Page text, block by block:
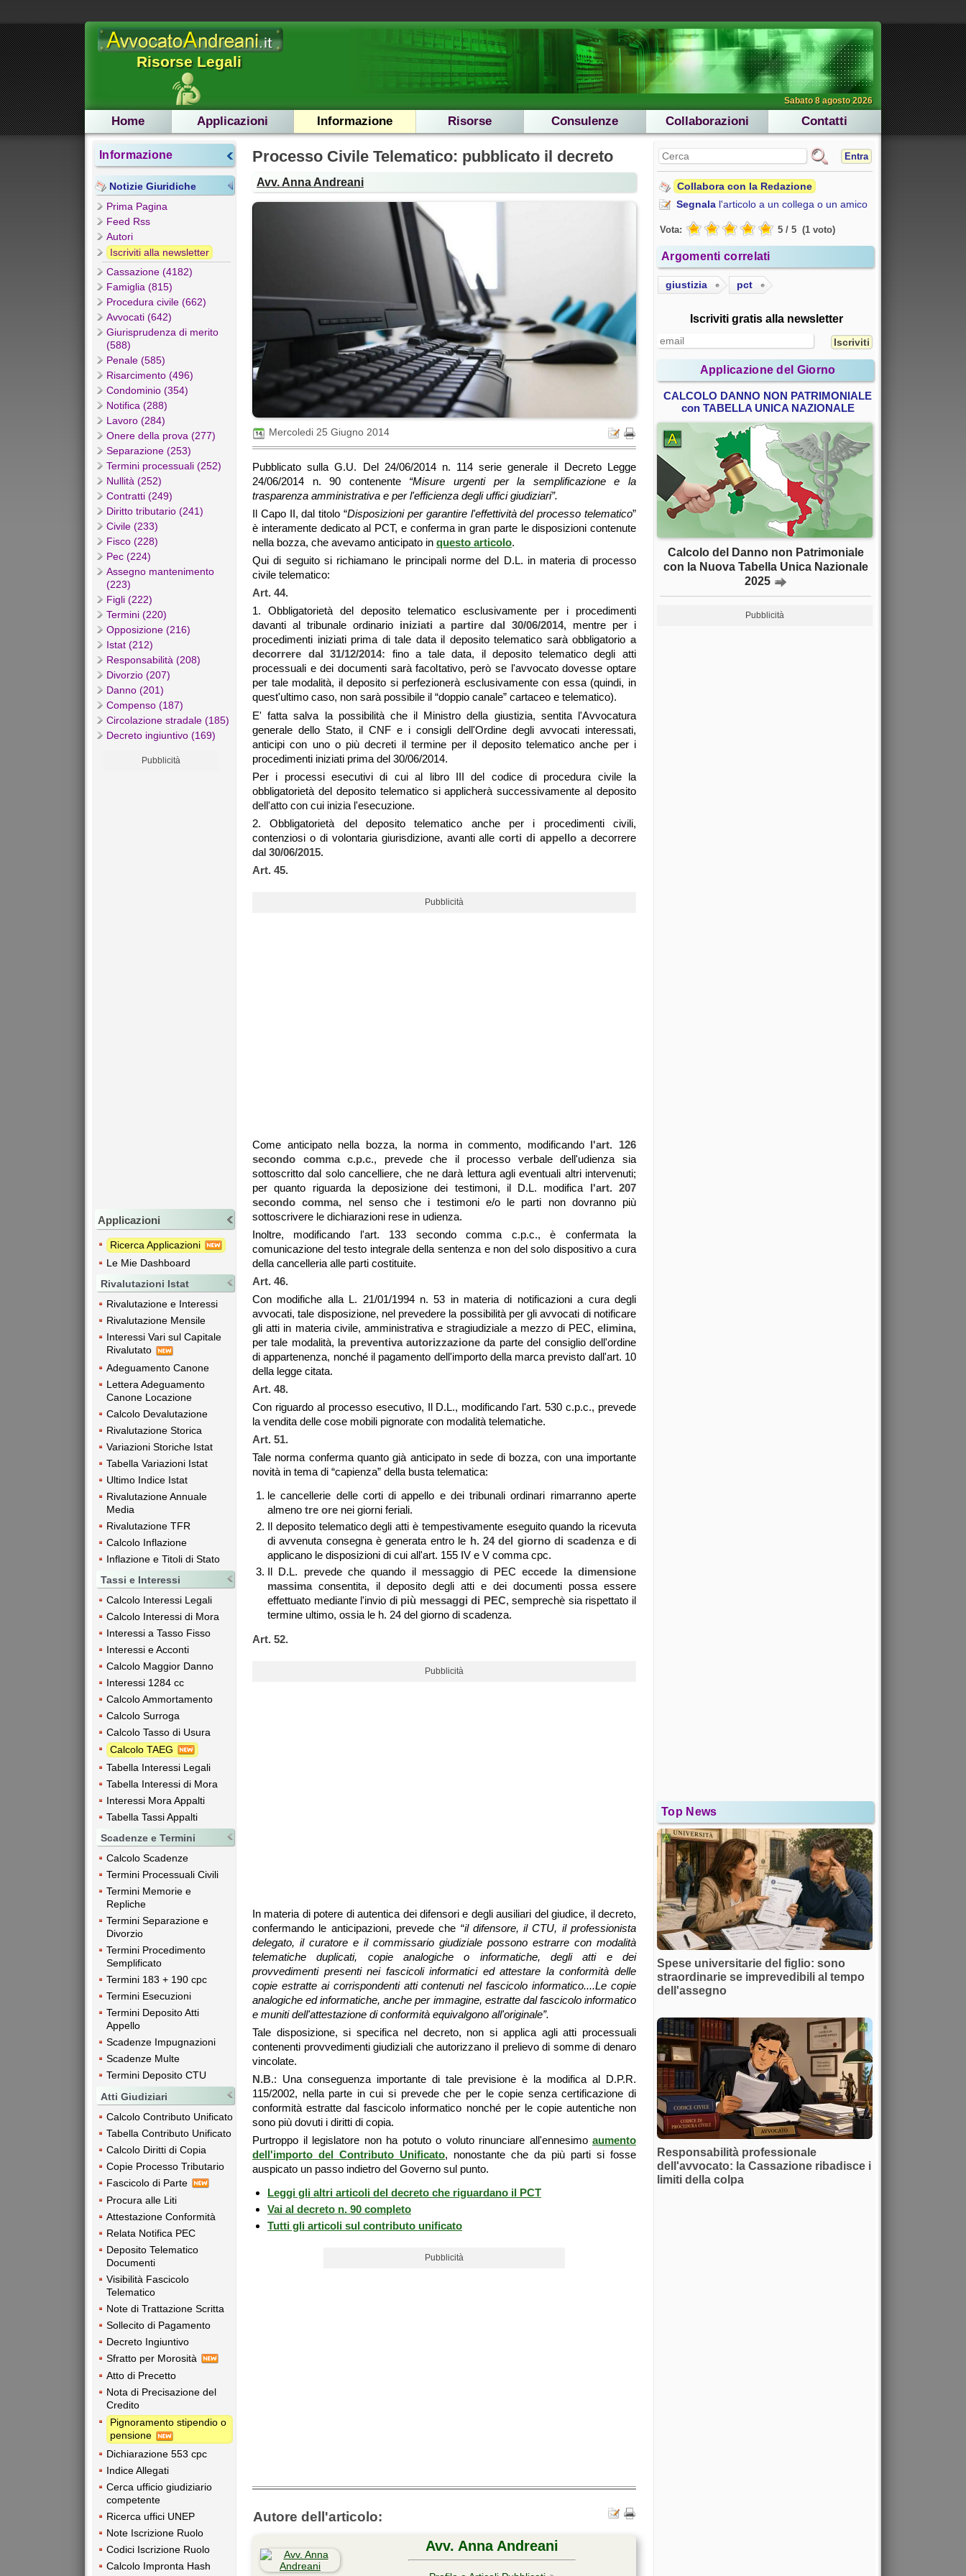
Risorse Legali
Sabato 8 agosto 2026
Home Applicazioni Informazione Risorse Consulenze Collaborazioni Contatti
Informazione
Notizie Giuridiche
Prima Pagina
Feed Rss
Autori
Iscriviti alla newsletter
Cassazione (4182)
Famiglia (815)
Procedura civile (662)
Avvocati (642)
Giurisprudenza di merito
(588)
Penale (585)
Risarcimento (496)
Condominio (354)
Notifica (288)
Lavoro (284)
Onere della prova (277)
Separazione (253)
Termini processuali (252)
Nullità (252)
Contratti (249)
Diritto tributario (241)
Civile (233)
Fisco (228)
Pec (224)
Assegno mantenimento
(223)
Figli (222)
Termini (220)
Opposizione (216)
Istat (212)
Responsabilità (208)
Divorzio (207)
Danno (201)
Compenso (187)
Circolazione stradale (185)
Decreto ingiuntivo (169)
Pubblicità
Applicazioni
Ricerca Applicazioni
Le Mie Dashboard
Rivalutazioni Istat
Rivalutazione e Interessi
Rivalutazione Mensile
Interessi Vari sul Capitale
Rivalutato
Adeguamento Canone
Lettera Adeguamento
Canone Locazione
Calcolo Devalutazione
Rivalutazione Storica
Variazioni Storiche Istat
Tabella Variazioni Istat
Ultimo Indice Istat
Rivalutazione Annuale
Media
Rivalutazione TFR
Calcolo Inflazione
Inflazione e Titoli di Stato
Tassi e Interessi
Calcolo Interessi Legali
Calcolo Interessi di Mora
Interessi a Tasso Fisso
Interessi e Acconti
Calcolo Maggior Danno
Interessi 1284 cc
Calcolo Ammortamento
Calcolo Surroga
Calcolo Tasso di Usura
Calcolo TAEG
Tabella Interessi Legali
Tabella Interessi di Mora
Interessi Mora Appalti
Tabella Tassi Appalti
Scadenze e Termini
Calcolo Scadenze
Termini Processuali Civili
Termini Memorie e
Repliche
Termini Separazione e
Divorzio
Termini Procedimento
Semplificato
Termini 183 + 190 cpc
Termini Esecuzioni
Termini Deposito Atti
Appello
Scadenze Impugnazioni
Scadenze Multe
Termini Deposito CTU
Atti Giudiziari
Calcolo Contributo Unificato
Tabella Contributo Unificato
Calcolo Diritti di Copia
Copie Processo Tributario
Fascicolo di Parte
Procura alle Liti
Attestazione Conformità
Relata Notifica PEC
Deposito Telematico
Documenti
Visibilità Fascicolo
Telematico
Note di Trattazione Scritta
Sollecito di Pagamento
Decreto Ingiuntivo
Sfratto per Morosità
Atto di Precetto
Nota di Precisazione del
Credito
Pignoramento stipendio o
pensione
Dichiarazione 553 cpc
Indice Allegati
Cerca ufficio giudiziario
competente
Ricerca uffici UNEP
Note Iscrizione Ruolo
Codici Iscrizione Ruolo
Calcolo Impronta Hash
Processo Civile Telematico: pubblicato il decreto
Avv. Anna Andreani
Mercoledi 25 Giugno 2014
Pubblicato sulla G.U. Del 24/06/2014 n. 114 serie generale il Decreto Legge
24/06/2014 n. 90 contenente “Misure urgenti per la semplificazione e la
trasparenza amministrativa e per l'efficienza degli uffici giudiziari”.
Il Capo II, dal titolo “Disposizioni per garantire l'effettività del processo telematico”
è interamente dedicato al PCT, e conferma in gran parte le disposizioni contenute
nella bozza, che avevamo anticipato in questo articolo.
Qui di seguito si richiamano le principali norme del D.L. in materia di processo
civile telematico:
Art. 44.
1. Obbligatorietà del deposito telematico esclusivamente per i procedimenti
davanti al tribunale ordinario iniziati a partire dal 30/06/2014, mentre per i
procedimenti iniziati prima di tale data il deposito telematico sarà obbligatorio a
decorrere dal 31/12/2014: fino a tale data, il deposito telematico degli atti
processuali e dei documenti sarà facoltativo, però se l'avvocato dovesse optare
per tale modalità, il deposito si perfezionerà esclusivamente con essa (quindi, in
quest'ultimo caso, non sarà possibile il “doppio canale” cartaceo e telematico).
E' fatta salva la possibilità che il Ministro della giustizia, sentita l'Avvocatura
generale dello Stato, il CNF e i consigli dell'Ordine degli avvocati interessati,
anticipi con uno o più decreti il termine per il deposito telematico anche per i
procedimenti iniziati prima del 30/06/2014.
Per i processi esecutivi di cui al libro III del codice di procedura civile la
obbligatorietà del deposito telematico si applicherà successivamente al deposito
dell'atto con cui inizia l'esecuzione.
2. Obbligatorietà del deposito telematico anche per i procedimenti civili,
contenziosi o di volontaria giurisdizione, avanti alle corti di appello a decorrere
dal 30/06/2015.
Art. 45.
Pubblicità
Come anticipato nella bozza, la norma in commento, modificando l'art. 126
secondo comma c.p.c., prevede che il processo verbale dell'udienza sia
sottoscritto dal solo cancelliere, che ne darà lettura agli eventuali altri intervenuti;
per quanto riguarda la deposizione dei testimoni, il D.L. modifica l'art. 207
secondo comma, nel senso che i testimoni e/o le parti non dovranno più
sottoscrivere le dichiarazioni rese in udienza.
Inoltre, modificando l'art. 133 secondo comma c.p.c., è confermata la
comunicazione del testo integrale della sentenza e non del solo dispositivo a cura
della cancelleria alle parti costituite.
Art. 46.
Con modifiche alla L. 21/01/1994 n. 53 in materia di notificazioni a cura degli
avvocati, tale disposizione, nel prevedere la possibilità per gli avvocati di notificare
gli atti in materia civile, amministrativa e stragiudiziale a mezzo di PEC, elimina,
per tale modalità, la preventiva autorizzazioneda parte del consiglio dell'ordine
di appartenenza, nonché il pagamento dell'importo della marca previsto dall'art. 10
della legge citata.
Art. 48.
Con riguardo al processo esecutivo, Il D.L., modificando l'art. 530 c.p.c., prevede
la vendita delle cose mobili pignorate con modalità telematiche.
Art. 51.
Tale norma conferma quanto già anticipato in sede di bozza, con una importante
novità in tema di “capienza” della busta telematica:
le cancellerie delle corti di appello e dei tribunali ordinari rimarranno aperte
almeno tre ore nei giorni feriali.
Il deposito telematico degli atti è tempestivamente eseguito quando la ricevuta
di avvenuta consegna è generata entro le h. 24 del giorno di scadenza e di
applicano le disposizioni di cui all'art. 155 IV e V comma cpc.
Il D.L. prevede che quando il messaggio di PECeccede la dimensione
massimaconsentita, il deposito degli atti e dei documenti possa essere
effettuato mediante l'invio di più messaggi di PEC, semprechè sia rispettato il
termine ultimo, ossia le h. 24 del giorno di scadenza.
Art. 52.
Pubblicità
In materia di potere di autentica dei difensori e degli ausiliari del giudice, il decreto,
confermando le anticipazioni, prevede che “il difensore, il CTU, il professionista
delegato, il curatore e il commissario giudiziale possono estrarre con modalità
telematiche duplicati, copie analogiche o informatiche, degli atti e dei
provvedimenti presenti nei fascicoli informatici ed attestare la conformità delle
copie estratte ai corrispondenti atti contenuti nel fascicolo informatico....Le copie
analogiche ed informatiche, anche per immagine, estratte dal fascicolo informatico
e muniti dell'attestazione di conformità equivalgono all'originale”.
Tale disposizione, si specifica nel decreto, non si applica agli atti processuali
contenenti provvedimenti giudiziali che autorizzano il prelievo di somme di denaro
vincolate.
N.B.: Una conseguenza importante di tale previsione è la modifica al D.P.R.
115/2002, nella parte in cui si prevede che per le copie senza certificazione di
conformità estratte dal fascicolo informatico nonché per le copie autentiche non
sono più dovuti i diritti di copia.
Purtroppo il legislatore non ha potuto o voluto rinunciare all'ennesimo aumento
dell'importo del Contributo Unificato, nonostante che da più parti si fosse
auspicato un passo indietro del Governo sul punto.
Leggi gli altri articoli del decreto che riguardano il PCT
Vai al decreto n. 90 completo
Tutti gli articoli sul contributo unificato
Pubblicità
Autore dell'articolo:
Avv. Anna Andreani
Entra
Collabora con la Redazione
Segnala l'articolo a un collega o un amico
Vota: 5 / 5 (1 voto)
Argomenti correlati
giustizia pct
Iscriviti gratis alla newsletter
Applicazione del Giorno
CALCOLO DANNO NON PATRIMONIALE
con TABELLA UNICA NAZIONALE
Calcolo del Danno non Patrimoniale
con la Nuova Tabella Unica Nazionale
2025
Pubblicità
Top News
Spese universitarie del figlio: sono
straordinarie se imprevedibili al tempo
dell'assegno
Responsabilità professionale
dell'avvocato: la Cassazione ribadisce i
limiti della colpa